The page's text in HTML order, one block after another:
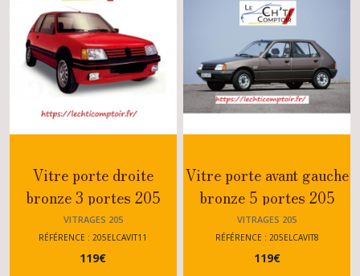
Vitre porte droite
bronze 3 portes 205
GTI - RALLYE - XS -
DTURBO
VITRAGES 205
RÉFÉRENCE : 205ELCAVIT11
119€
Vitre porte avant gauche
bronze 5 portes 205
Dturbo - GT - Sacré
Numéro - Essence -
Diesel
VITRAGES 205
RÉFÉRENCE : 205ELCAVIT8
119€